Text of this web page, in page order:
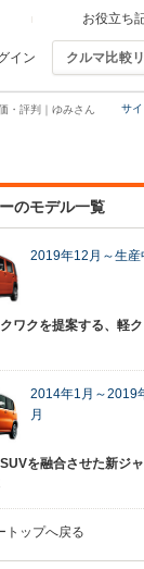
お役立ち
イン クルマ比較
サ
・評判｜ゆみさん
のモデル一覧
2019年12月～生産
ワクを提案する、軽
2014年1月～2019
月
を融合させた新ジ
トップへ戻る